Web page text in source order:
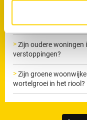
Welke invloed heeft
rioolstelsel?
Zijn oudere woningen
verstoppingen?
Zijn groene
wortelgroei in het riool?